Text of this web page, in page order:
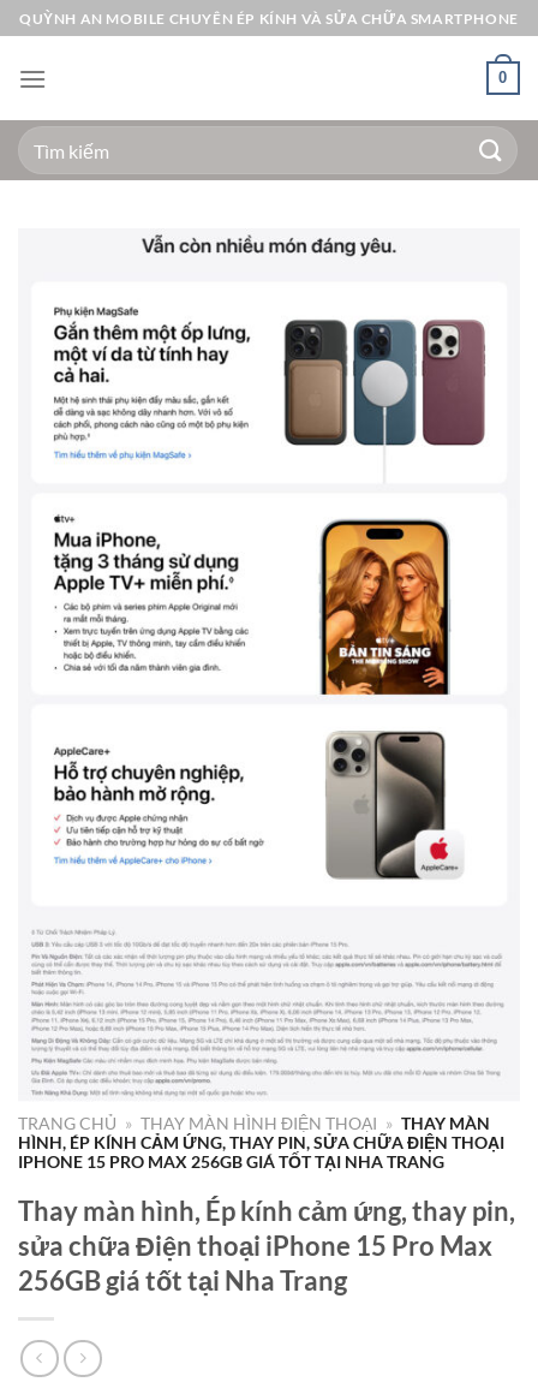
Bỏ
qua
nội
QUỲNH AN MOBILE CHUYÊN ÉP KÍNH VÀ SỬA CHỮA SMARTPHONE
0
Tìm
kiếm:
TRANG CHỦ » THAY MÀN HÌNH ĐIỆN THOẠI » THAY MÀN
HÌNH, ÉP KÍNH CẢM ỨNG, THAY PIN, SỬA CHỮA ĐIỆN THOẠI
IPHONE 15 PRO MAX 256GB GIÁ TỐT TẠI NHA TRANG
Thay màn hình, Ép kính cảm ứng, thay pin,
sửa chữa Điện thoại iPhone 15 Pro Max
256GB giá tốt tại Nha Trang